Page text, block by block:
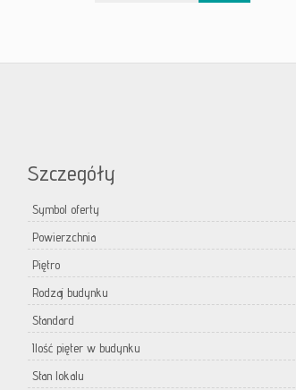
Szczegóły
Symbol oferty
Powierzchnia
Piętro
Rodzaj budynku
Standard
Ilość pięter w budynku
Stan lokalu